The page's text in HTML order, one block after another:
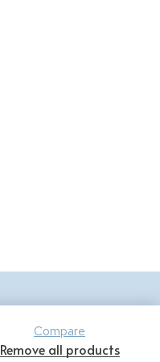
Compare
Remove all products